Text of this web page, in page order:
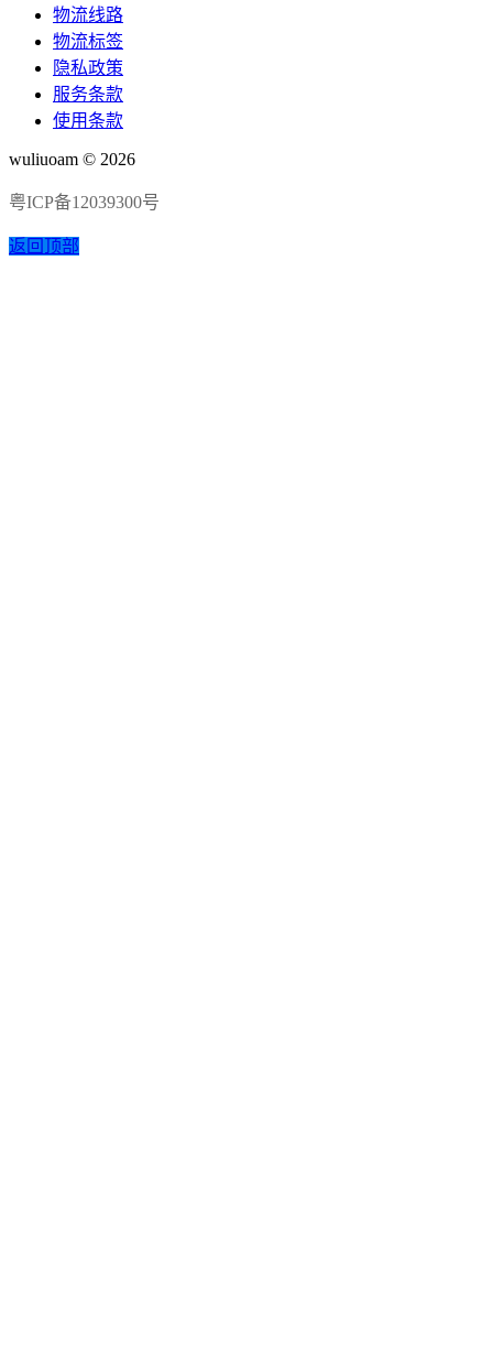
物流线路
物流标签
隐私政策
服务条款
使用条款
wuliuoam © 2026
粤ICP备12039300号
返回顶部